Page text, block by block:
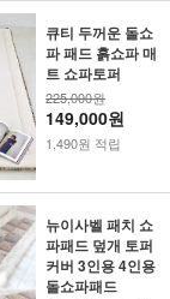
큐티 두꺼운 돌쇼
파 패드 흙쇼파 매
트 쇼파토퍼
225,000원
149,000원
1,490원 적립
뉴이사벨 패치 쇼
파패드 덮개 토퍼
커버 3인용 4인용
돌쇼파패드